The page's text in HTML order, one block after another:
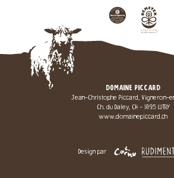
DOMAINE PICCARD
Jean-Christophe Piccard, Vigneron-
Ch. du Daley, CH - 1095 LUTRY
www.domainepiccard.ch
Design par